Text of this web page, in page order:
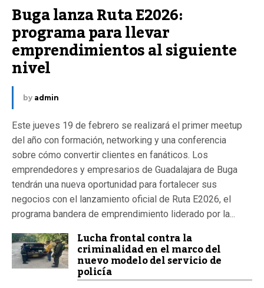
Buga lanza Ruta E2026:
programa para llevar
emprendimientos al siguiente
nivel
by admin
Este jueves 19 de febrero se realizará el primer meetup
del año con formación, networking y una conferencia
sobre cómo convertir clientes en fanáticos. Los
emprendedores y empresarios de Guadalajara de Buga
tendrán una nueva oportunidad para fortalecer sus
negocios con el lanzamiento oficial de Ruta E2026, el
programa bandera de emprendimiento liderado por la...
Lucha frontal contra la
criminalidad en el marco del
nuevo modelo del servicio de
policía